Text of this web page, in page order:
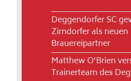
Deggendorfer SC
Zirndorfer als neuen
Brauereipartner
Matthew O’Brien
Trainerteam des